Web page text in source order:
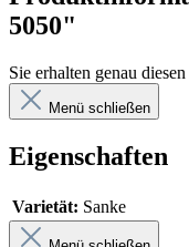
5050"
Sie erhalten genau
Menü schließen
Eigenschaften
Varietät: Sanke